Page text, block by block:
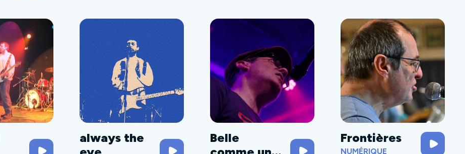
always the
Belle
Frontières
NUMÉRIQUE